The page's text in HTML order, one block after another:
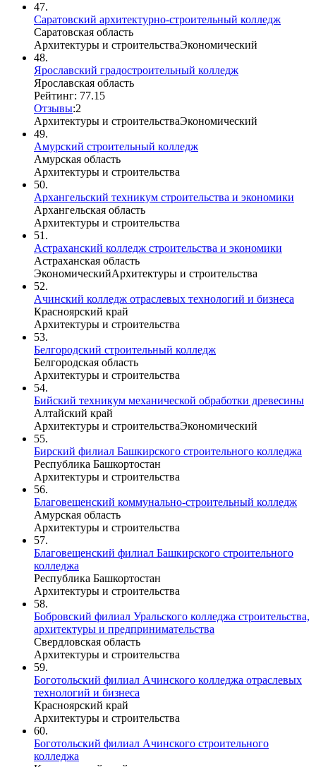
47.
Саратовский архитектурно-строительный колледж
Саратовская область
Архитектуры и строительстваЭкономический
48.
Ярославский градостроительный колледж
Ярославская область
Рейтинг: 77.15
Отзывы:2
Архитектуры и строительстваЭкономический
49.
Амурский строительный колледж
Амурская область
Архитектуры и строительства
50.
Архангельский техникум строительства и экономики
Архангельская область
Архитектуры и строительства
51.
Астраханский колледж строительства и экономики
Астраханская область
ЭкономическийАрхитектуры и строительства
52.
Ачинский колледж отраслевых технологий и бизнеса
Красноярский край
Архитектуры и строительства
53.
Белгородский строительный колледж
Белгородская область
Архитектуры и строительства
54.
Бийский техникум механической обработки древесины
Алтайский край
Архитектуры и строительстваЭкономический
55.
Бирский филиал Башкирского строительного колледжа
Республика Башкортостан
Архитектуры и строительства
56.
Благовещенский коммунально-строительный колледж
Амурская область
Архитектуры и строительства
57.
Благовещенский филиал Башкирского строительного
колледжа
Республика Башкортостан
Архитектуры и строительства
58.
Бобровский филиал Уральского колледжа строительства,
архитектуры и предпринимательства
Свердловская область
Архитектуры и строительства
59.
Боготольский филиал Ачинского колледжа отраслевых
технологий и бизнеса
Красноярский край
Архитектуры и строительства
60.
Боготольский филиал Ачинского строительного
колледжа